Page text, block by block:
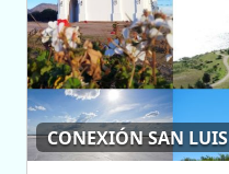
CONEXIÓN SAN LUIS